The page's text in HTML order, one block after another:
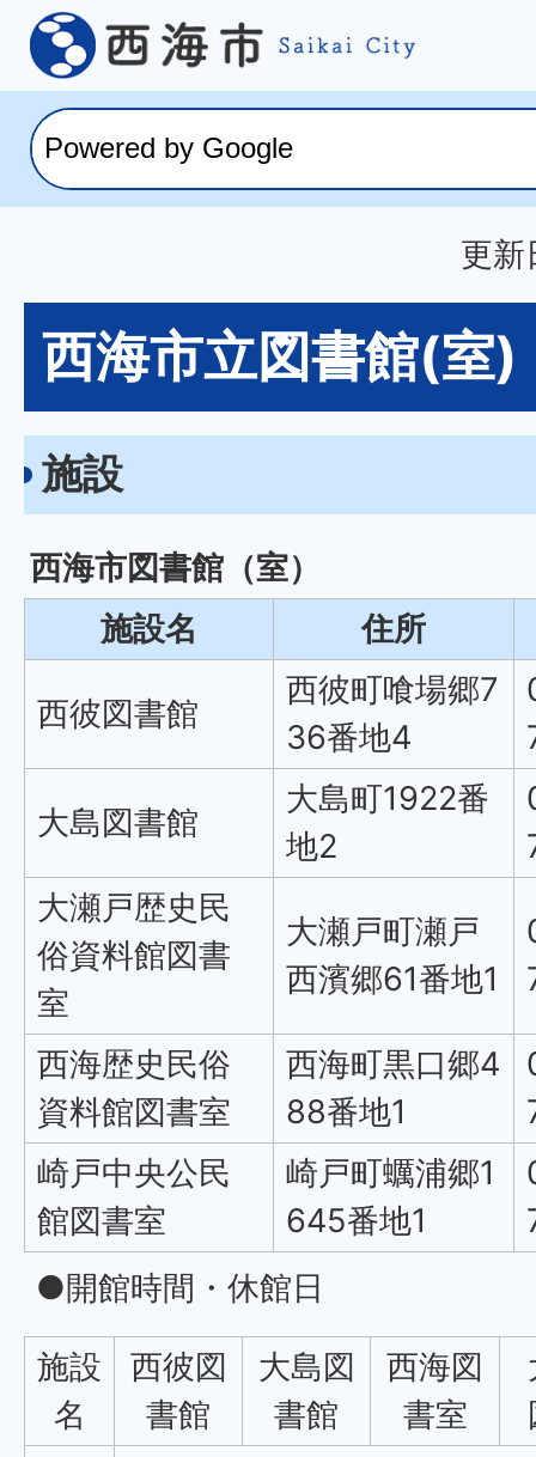
更新
西海市立図書館(室)
施設
西海市図書館（室）
施設名
住所
西彼図書館
西彼町喰場郷7
36番地4
大島図書館
大島町1922番
地2
大瀬戸歴史民
俗資料館図書
室
大瀬戸町瀬戸
西濱郷61番地1
西海歴史民俗
資料館図書室
西海町黒口郷4
88番地1
崎戸中央公民
館図書室
崎戸町蠣浦郷1
645番地1
●開館時間・休館日
施設
名
西彼図
書館
大島図
書館
西海図
書室